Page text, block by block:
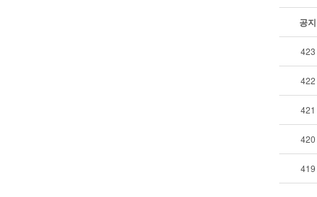
공지
423
422
421
420
419